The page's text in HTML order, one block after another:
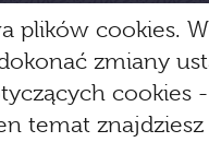
plików cookies.
zmiany
cookies
temat